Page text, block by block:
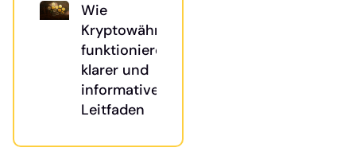
Wie
Kryptowährungen
funktionieren: Ein
klarer und
informativer
Leitfaden